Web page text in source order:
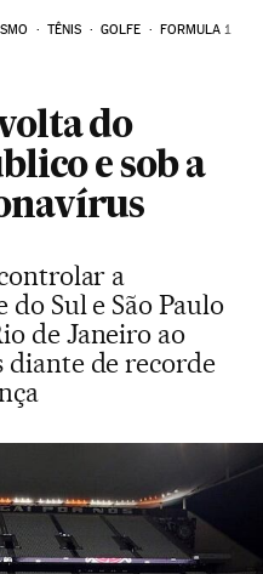
TÊNIS GOLFE FORMULA 1
do
e sob a
a
Sul e São Paulo
de Janeiro ao
de recorde